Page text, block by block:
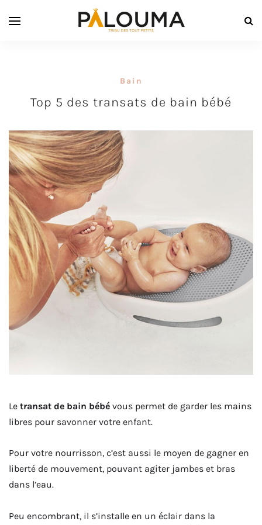
Bain
Top 5 des transats de bain bébé
Le transat de bain bébé vous permet de garder les mains
libres pour savonner votre enfant.
Pour votre nourrisson, c’est aussi le moyen de gagner en
liberté de mouvement, pouvant agiter jambes et bras
dans l’eau.
Peu encombrant, il s’installe en un éclair dans la